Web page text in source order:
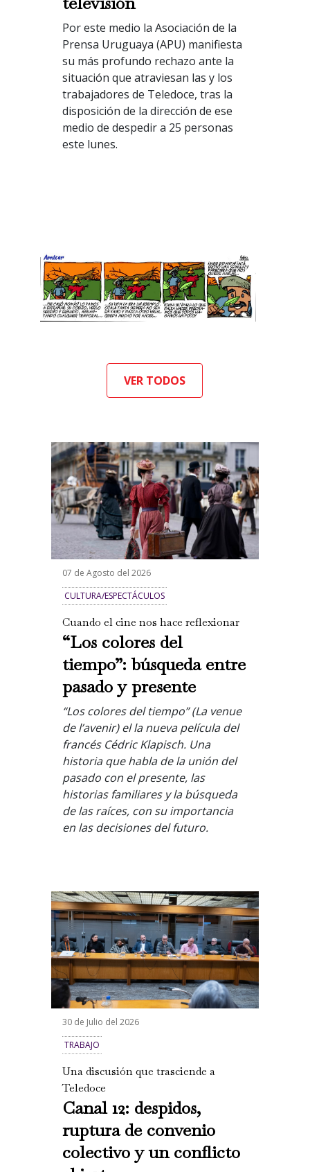
Por este medio la Asociación de la
Prensa Uruguaya (APU) manifiesta
su más profundo rechazo ante la
situación que atraviesan las y los
trabajadores de Teledoce, tras la
disposición de la dirección de ese
medio de despedir a 25 personas
este lunes.
VER TODOS
07 de Agosto del 2026
CULTURA/ESPECTÁCULOS
Cuando el cine nos hace reflexionar
“Los colores del
tiempo”: búsqueda entre
pasado y presente
“Los colores del tiempo” (La venue
de l’avenir) el la nueva película del
francés Cédric Klapisch. Una
historia que habla de la unión del
pasado con el presente, las
historias familiares y la búsqueda
de las raíces, con su importancia
en las decisiones del futuro.
30 de Julio del 2026
TRABAJO
Una discusión que trasciende a
Teledoce
Canal 12: despidos,
ruptura de convenio
colectivo y un conflicto